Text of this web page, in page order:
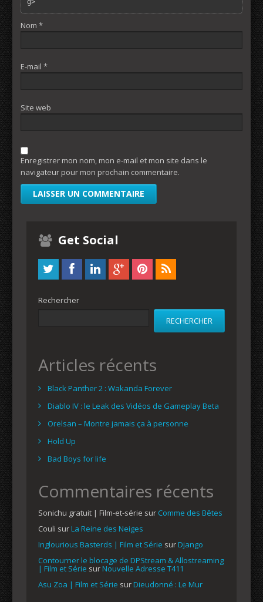
Nom *
E-mail *
Site web
Enregistrer mon nom, mon e-mail et mon site dans le
navigateur pour mon prochain commentaire.
Get Social
Rechercher
RECHERCHER
Articles récents
Black Panther 2 : Wakanda Forever
Diablo IV : le Leak des Vidéos de Gameplay Beta
Orelsan – Montre jamais ça à personne
Hold Up
Bad Boys for life
Commentaires récents
Sonichu gratuit | Film-et-série sur Comme des Bêtes
Couli surLa Reine des Neiges
Inglourious Basterds | Film et Série surDjango
Contourner le blocage de DPStream & Allostreaming
| Film et Série surNouvelle Adresse T411
Asu Zoa | Film et Série surDieudonné : Le Mur